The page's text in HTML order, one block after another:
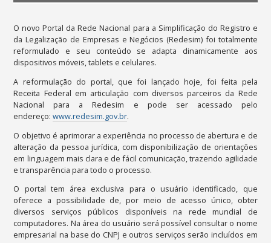
O novo Portal da Rede Nacional para a Simplificação do Registro e
da Legalização de Empresas e Negócios (Redesim) foi totalmente
reformulado e seu conteúdo se adapta dinamicamente aos
dispositivos móveis, tablets e celulares.
A reformulação do portal, que foi lançado hoje, foi feita pela
Receita Federal em articulação com diversos parceiros da Rede
Nacional para a Redesim e pode ser acessado pelo
endereço:www.redesim.gov.br.
O objetivo é aprimorar a experiência no processo de abertura e de
alteração da pessoa jurídica, com disponibilização de orientações
em linguagem mais clara e de fácil comunicação, trazendo agilidade
e transparência para todo o processo.
O portal tem área exclusiva para o usuário identificado, que
oferece a possibilidade de, por meio de acesso único, obter
diversos serviços públicos disponíveis na rede mundial de
computadores. Na área do usuário será possível consultar o nome
empresarial na base do CNPJ e outros serviços serão incluídos em